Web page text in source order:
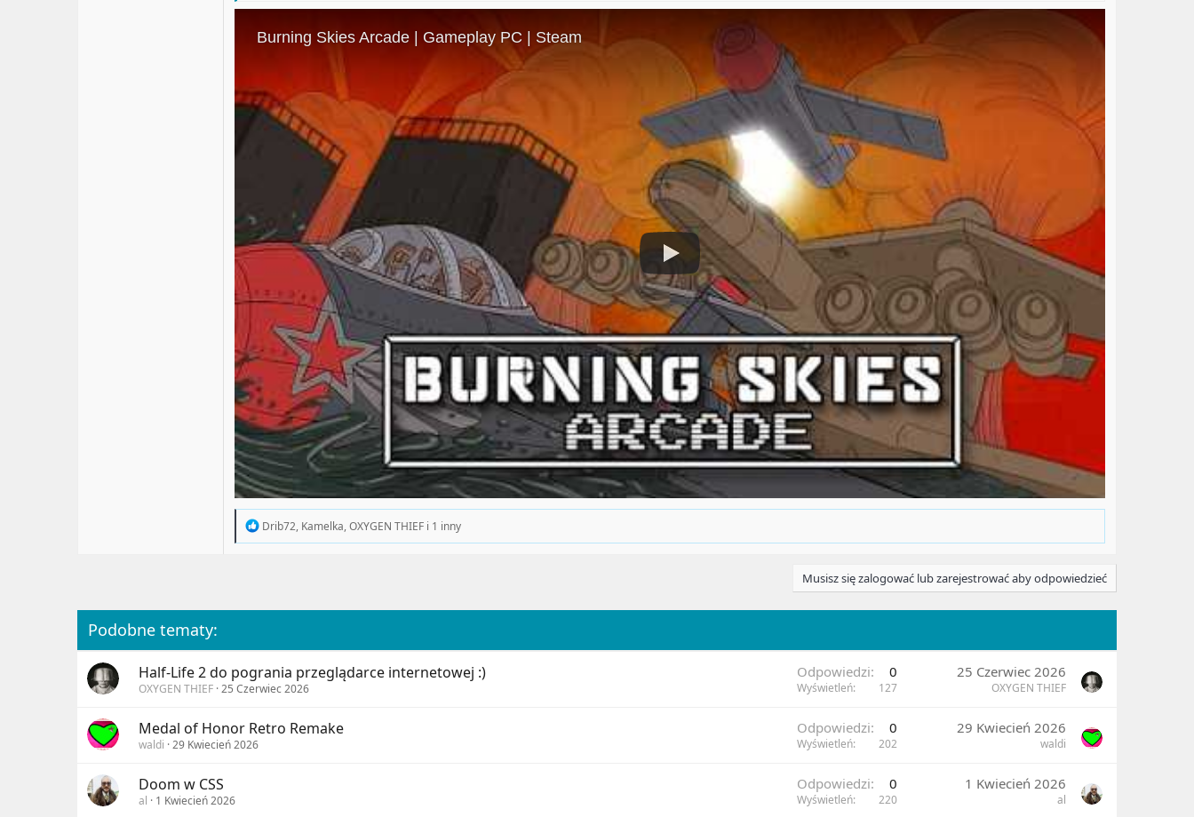
R
o
:
Drib72, Kamelka,OXYGEN THIEF i 1 inny
Musisz się zalogować lub zarejestrować aby odpowiedzieć
Podobne tematy:
Half-Life 2 do pogrania przeglądarce internetowej :)
OXYGEN THIEF 25 Czerwiec 2026
Odpowiedzi 0
Wyświetleń 127
25 Czerwiec 2026
OXYGEN THIEF
Medal of Honor Retro Remake
waldi 29 Kwiecień 2026
Odpowiedzi 0
Wyświetleń 202
29 Kwiecień 2026
waldi
Doom w CSS
al 1 Kwiecień 2026
Odpowiedzi 0
Wyświetleń 220
1 Kwiecień 2026
al